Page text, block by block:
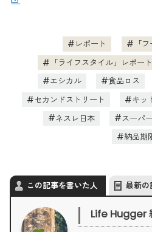
レポート
「
「ライフスタイル」レポート
エシカル
食品ロス
セカンドストリート
キッ
ネスレ日本
スーパ
納品期
この記事を書いた人 最新の
Life Hugger